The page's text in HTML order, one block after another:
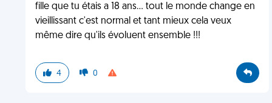
fille que tu étais a 18 ans... tout le monde change en
vieillissant c'est normal et tant mieux cela veux
même dire qu'ils évoluent ensemble !!!
4 0